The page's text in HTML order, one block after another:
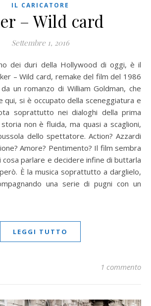
IL CARICATORE
– Wild card
Settembre 1, 2016
– Wild card, remake del film del 1986
un romanzo di William Goldman, che
qui, si è occupato della sceneggiatura e
soprattutto nei dialoghi della prima
non è fluida, ma quasi a scaglioni,
dello spettatore. Action? Azzardi
Amore? Pentimento? Il film sembra
cosa parlare e decidere infine di buttarla
È la musica soprattutto a darglielo,
una serie di pugni con un
LEGGI TUTTO
1 commento